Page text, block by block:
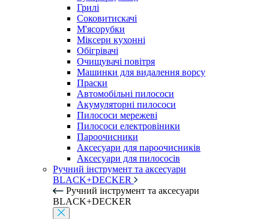
Грилі
Соковитискачі
М'ясорубки
Міксери кухонні
Обігрівачі
Очищувачі повітря
Машинки для видалення ворсу
Праски
Автомобільні пилососи
Акумуляторні пилососи
Пилососи мережеві
Пилососи електровіники
Пароочисники
Аксесуари для пароочисників
Аксесуари для пилососів
Ручний інструмент та аксесуари
BLACK+DECKER
Ручний інструмент та аксесуари
BLACK+DECKER